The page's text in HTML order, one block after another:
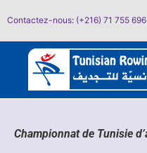
auContactez-nous: (+216) 71 755 696
Championnat de Tunisie